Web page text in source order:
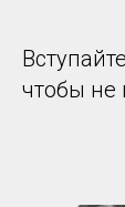
чтобы не